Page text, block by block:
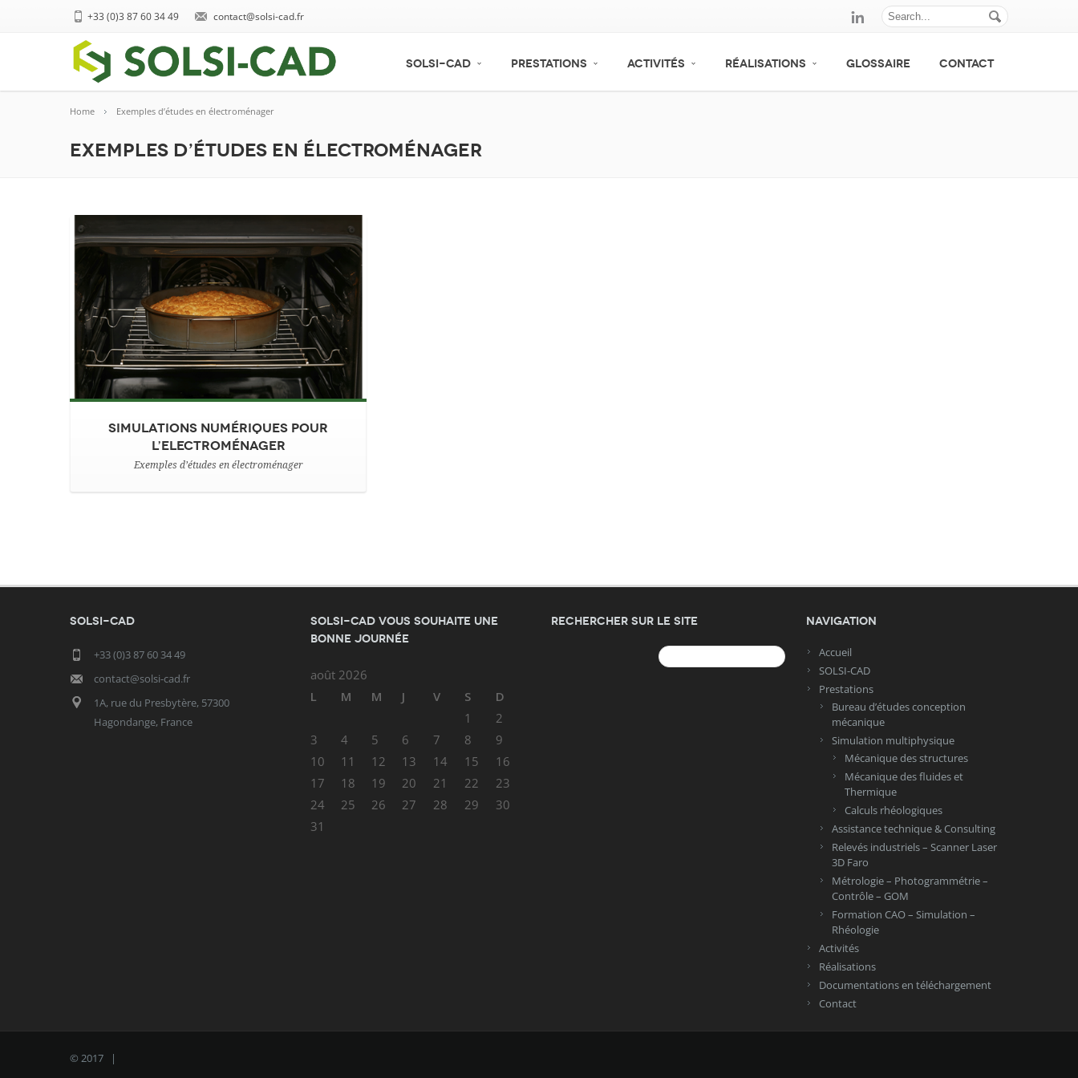
contact@solsi-cad.fr
+33 (0)3 87 60 34 49
SOLSI-CAD PRESTATIONS ACTIVITÉS RÉALISATIONS GLOSSAIRE CONTACT
Home Exemples d’études en électroménager
Exemples d’études en électroménager
Simulations Numériques Pour
L’Electroménager
Exemples d’études en électroménager
SOLSI-CAD
+33 (0)3 87 60 34 49
contact@solsi-cad.fr
1A, rue du Presbytère, 57300
Hagondange, France
SOLSI-CAD vous souhaite une
bonne journée
août 2026
L
M M J V S
D
1
2
3
4 5 6 7 8
9
10
11 12 13 14 15
16
17
18 19 20 21 22
23
24
25 26 27 28 29
30
31
Rechercher sur le site Navigation
Accueil
SOLSI-CAD
Prestations
Bureau d’études conception
mécanique
Simulation multiphysique
Mécanique des structures
Mécanique des fluides et
Thermique
Calculs rhéologiques
Assistance technique & Consulting
Relevés industriels – Scanner Laser
3D Faro
Métrologie – Photogrammétrie –
Contrôle – GOM
Formation CAO – Simulation –
Rhéologie
Activités
Réalisations
Documentations en téléchargement
Contact
© 2017 |